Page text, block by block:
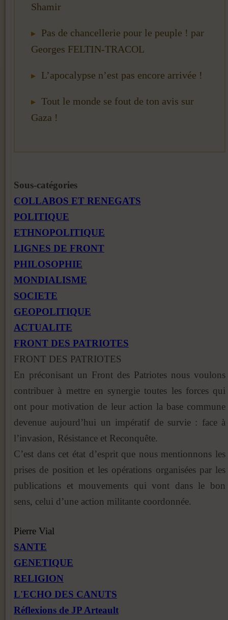
Shamir
Pas de chancellerie pour le peuple ! par
Georges FELTIN-TRACOL
L’apocalypse n’est pas encore arrivée !
Tout le monde se fout de ton avis sur
Gaza !
Sous-catégories
COLLABOS ET RENEGATS
POLITIQUE
ETHNOPOLITIQUE
LIGNES DE FRONT
PHILOSOPHIE
MONDIALISME
SOCIETE
GEOPOLITIQUE
ACTUALITE
FRONT DES PATRIOTES
FRONT DES PATRIOTES
En préconisant un Front des Patriotes nous voulons
contribuer à mettre en synergie toutes les forces qui
ont pour motivation de leur action la base commune
devenue aujourd’hui un impératif de survie : face à
l’invasion, Résistance et Reconquête.
C’est dans cet état d’esprit que nous mentionnons les
prises de position et les opérations organisées par les
publications et mouvements qui vont dans le bon
sens, celui d’une action militante coordonnée.
Pierre Vial
SANTE
GENETIQUE
RELIGION
L'ECHO DES CANUTS
Réflexions de JP Arteault